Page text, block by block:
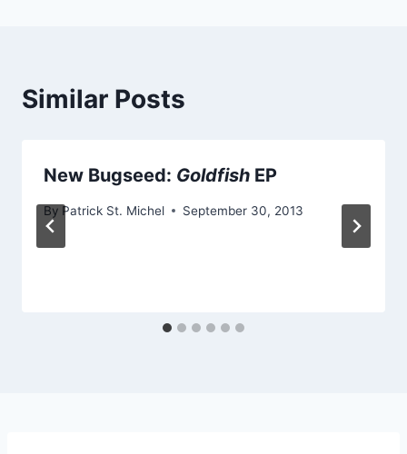
Similar Posts
New Bugseed: Goldfish EP
By Patrick St. Michel September 30, 2013